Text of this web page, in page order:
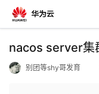
返
nacos server集
别团等shy哥发育